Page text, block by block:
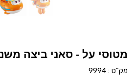
מטוסי על - סאני ביצה
מק"ט : 9994